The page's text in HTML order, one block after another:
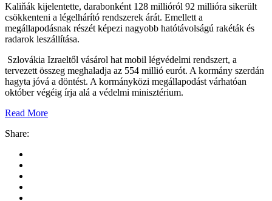
Kaliňák kijelentette, darabonként 128 millióról 92 millióra sikerült
csökkenteni a légelhárító rendszerek árát. Emellett a
megállapodásnak részét képezi nagyobb hatótávolságú rakéták és
radarok leszállítása.
Szlovákia Izraeltől vásárol hat mobil légvédelmi rendszert, a
tervezett összeg meghaladja az 554 millió eurót. A kormány szerdán
hagyta jóvá a döntést. A kormányközi megállapodást várhatóan
október végéig írja alá a védelmi minisztérium.
Read More
Share: